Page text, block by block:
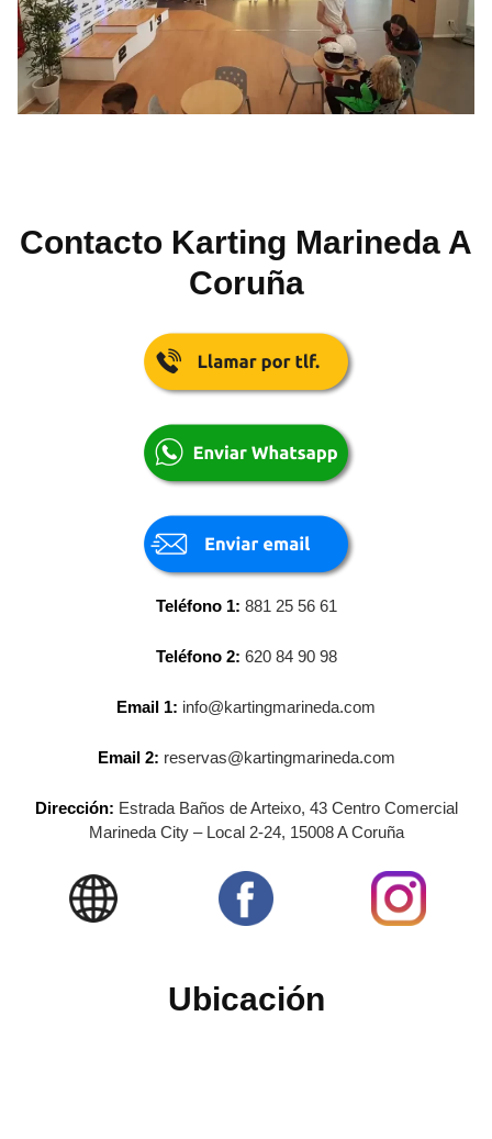
Contacto Karting Marineda A
Coruña
Teléfono 1: 881 25 56 61
Teléfono 2: 620 84 90 98
Email 1: info@kartingmarineda.com
Email 2: reservas@kartingmarineda.com
Dirección: Estrada Baños de Arteixo, 43 Centro Comercial
Marineda City – Local 2-24, 15008 A Coruña
Ubicación